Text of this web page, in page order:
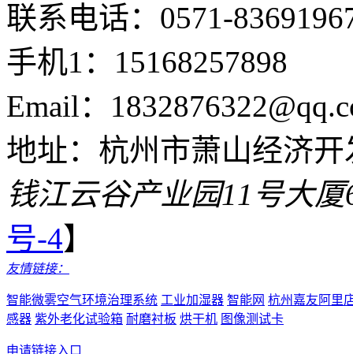
联系电话：0571-
手机1：15168257898
Email：
地址：杭州市萧山经济
钱江云谷产业园11号大厦
号-4】
友情链接：
智能微雾空气环境治理系统 工业加湿器 智能网 杭州嘉友阿里
感器 紫外老化试验箱 耐磨衬板 烘干机 图像测试卡
申请链接入口